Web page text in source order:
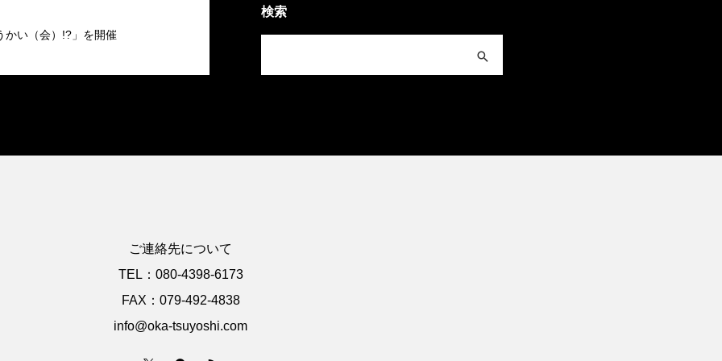
かい（会）!?」を開催
検索
ご連絡先について
TEL：080-4398-6173
FAX：079-492-4838
info@oka-tsuyoshi.com